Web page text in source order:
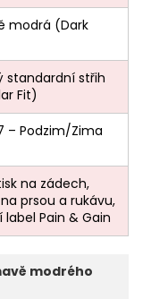
modrá (Dark
standardní střih
Fit)
– Podzim/Zima
na zádech,
prsou a rukávu,
label Pain & Gain
modrého